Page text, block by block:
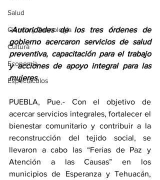
Salud
Ciencia y Tecnología
Cultura
Economía
Espectáculos
-Autoridades de los tres órdenes de
gobierno acercaron servicios de salud
preventiva, capacitación para el trabajo
y acciones de apoyo integral para las
mujeres.
PUEBLA, Pue.- Con el objetivo de
acercar servicios integrales, fortalecer el
bienestar comunitario y contribuir a la
reconstrucción del tejido social, se
llevaron a cabo las “Ferias de Paz y
Atención a las Causas” en los
municipios de Esperanza y Tehuacán,